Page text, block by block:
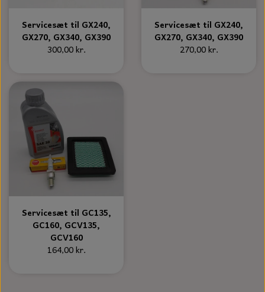
SORTIMENT
TECUMSEH
OLIE TIL SMÅMOTORER & HAVEMASKINER
TÆNDRØR
BENSINSLANGE OG FILTRE
STARTSNOR OG TILBEHØR
UNIVERSAL REMSKIVER OG STYRERULLER
SMERGELLÆRRED
GAVEKORT
BATTERILADEAPPARAT
ARBEJDSLYS
VÆRKTØJSSÆT
FEDTPRESSER
Servicesæt til GX240,
GX270, GX340, GX390
300,00 kr.
Servicesæt til GX240,
GX270, GX340, GX390
270,00 kr.
Servicesæt til GC135,
GC160, GCV135,
GCV160
164,00 kr.